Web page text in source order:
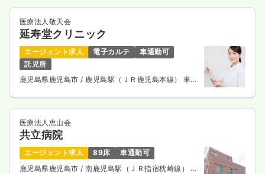
訪問診療正・准看護師 一般病院
日勤のみ（常勤） 一時募集休止
給与 20.0〜26.0万円/月 賞与3.5ヶ月
※一例
時間 8:30～17:30
土日祝休み
気になる 詳細を見る
医療法人敬天会
延寿堂クリニック
エージェント求人 電子カルテ
車通勤可
託児所
鹿児島県鹿児島市/ 鹿児島駅（ＪＲ鹿児島本線） 車
医療法人恵山会
共立病院
エージェント求人 89床
車通勤可
鹿児島県鹿児島市 / 南鹿児島駅（ＪＲ指宿枕崎線） 徒